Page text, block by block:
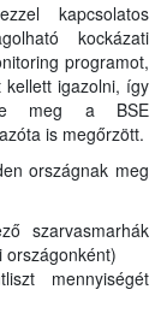
kapcsolatos
kockázati
programot,
kellett igazolni, így
meg a BSE
is megőrzött.
országnak meg
szarvasmarhák
országonként)
mennyiségét